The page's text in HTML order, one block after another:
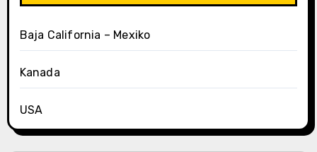
Baja California – Mexiko
Kanada
USA